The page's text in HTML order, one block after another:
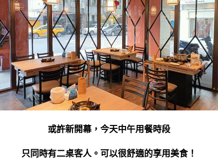
或許新開幕，今天中午用餐時段
只同時有二桌客人。可以很舒適的享用美食！